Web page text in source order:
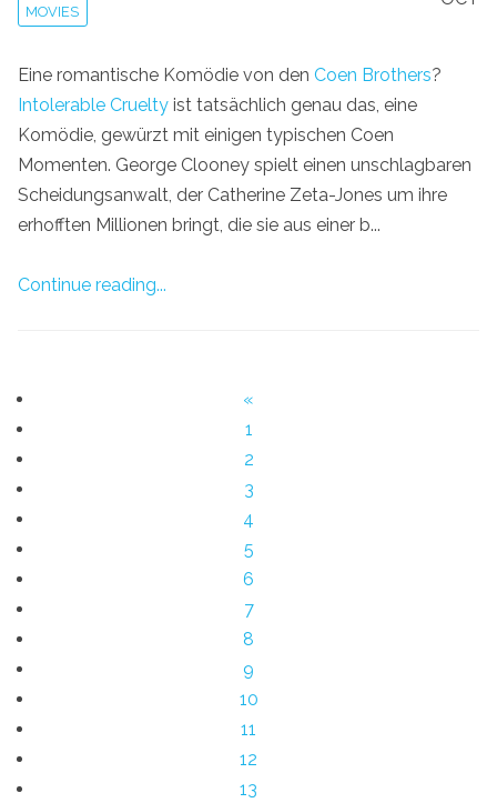
MOVIES
Eine romantische Komödie von den Coen Brothers?
Intolerable Cruelty ist tatsächlich genau das, eine
Komödie, gewürzt mit einigen typischen Coen
Momenten. George Clooney spielt einen unschlagbaren
Scheidungsanwalt, der Catherine Zeta-Jones um ihre
erhofften Millionen bringt, die sie aus einer b...
Continue reading...
«
1
2
3
4
5
6
7
8
9
10
11
12
13